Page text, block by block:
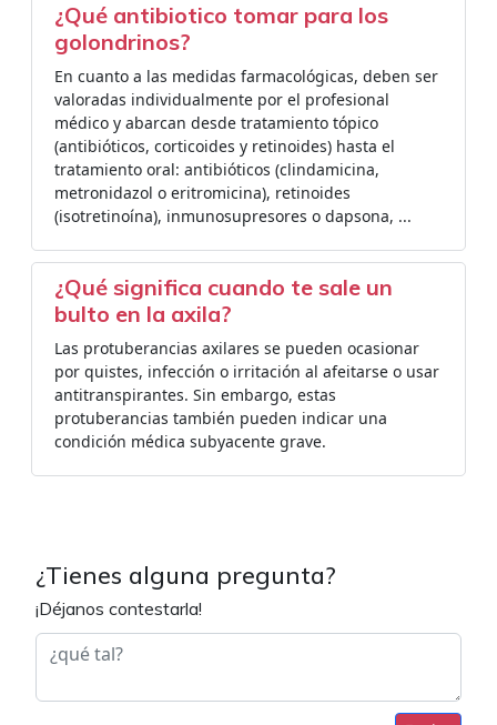
¿Qué antibiotico tomar para los
golondrinos?
En cuanto a las medidas farmacológicas, deben ser
valoradas individualmente por el profesional
médico y abarcan desde tratamiento tópico
(antibióticos, corticoides y retinoides) hasta el
tratamiento oral: antibióticos (clindamicina,
metronidazol o eritromicina), retinoides
(isotretinoína), inmunosupresores o dapsona, ...
¿Qué significa cuando te sale un
bulto en la axila?
Las protuberancias axilares se pueden ocasionar
por quistes, infección o irritación al afeitarse o usar
antitranspirantes. Sin embargo, estas
protuberancias también pueden indicar una
condición médica subyacente grave.
¿Tienes alguna pregunta?
¡Déjanos contestarla!